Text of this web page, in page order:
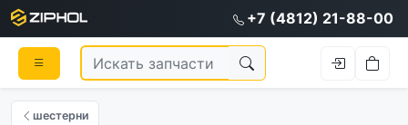
+7 (4812) 21-88-00
шестерни